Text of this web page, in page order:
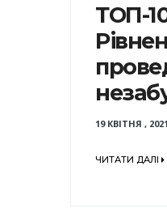
ТОП-
19 КВІТНЯ , 2021
ЧИТАТИ ДАЛІ